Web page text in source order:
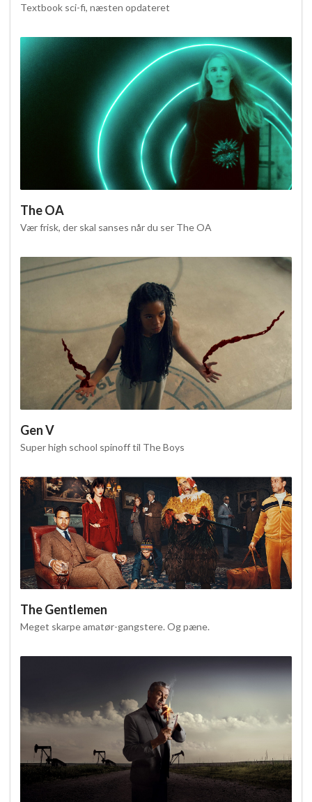
Textbook sci-fi, næsten opdateret
The OA
Vær frisk, der skal sanses når du ser The OA
Gen V
Super high school spinoff til The Boys
The Gentlemen
Meget skarpe amatør-gangstere. Og pæne.